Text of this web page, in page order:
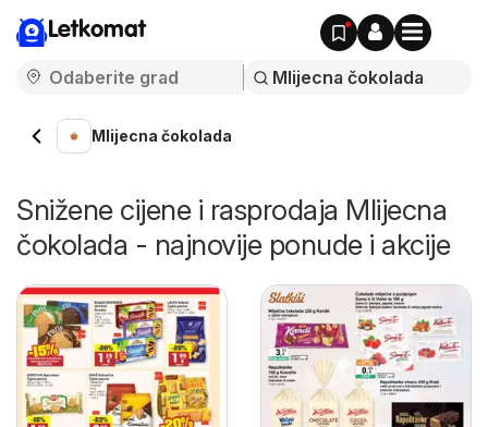
Letkomat
Mlijecna čokolada
Snižene cijene i rasprodaja Mlijecna
čokolada - najnovije ponude i akcije